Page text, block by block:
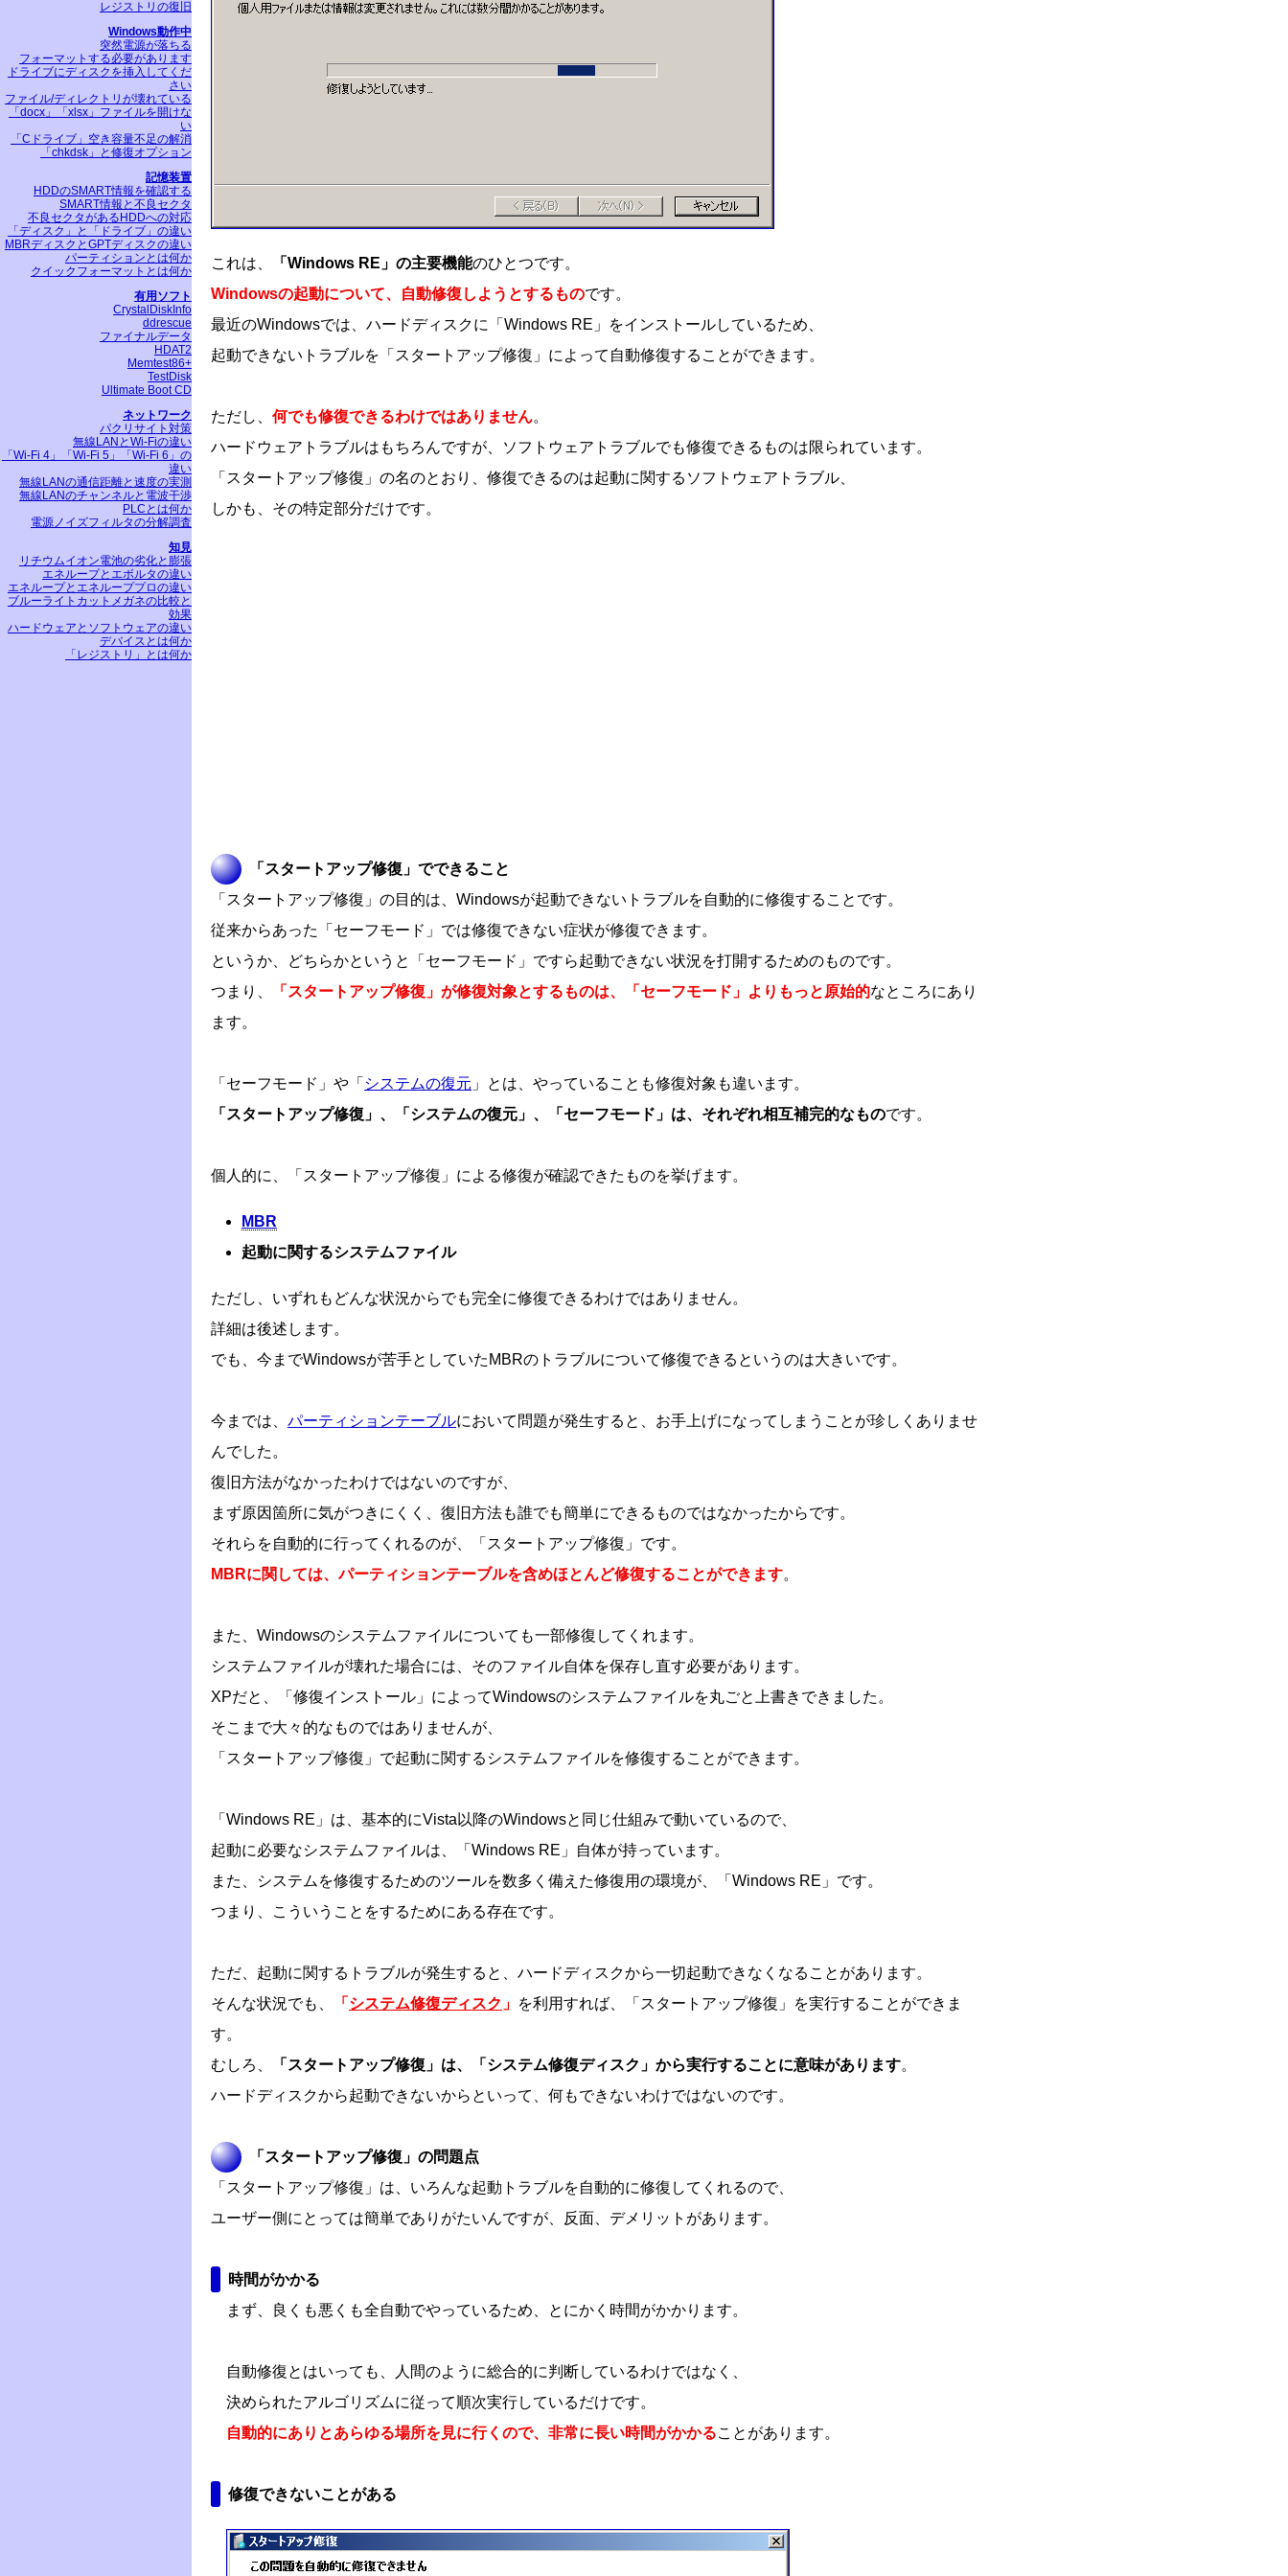
これは、 「Windows RE」の主要機能のひとつです。
Windowsの起動について、自動修復しようとするものです。
最近のWindowsでは、ハードディスクに「Windows RE」をインストールしているため、
起動できないトラブルを「スタートアップ修復」によって自動修復することができます。
ただし、 何でも修復できるわけではありません。
ハードウェアトラブルはもちろんですが、ソフトウェアトラブルでも修復できるものは限られています。
「スタートアップ修復」の名のとおり、修復できるのは起動に関するソフトウェアトラブル、
しかも、その特定部分だけです。
「スタートアップ修復」でできること
「スタートアップ修復」の目的は、Windowsが起動できないトラブルを自動的に修復することです。
従来からあった「セーフモード」では修復できない症状が修復できます。
というか、どちらかというと「セーフモード」ですら起動できない状況を打開するためのものです。
つまり、
「スタートアップ修復」が修復対象とするものは、「セーフモード」よりもっと原始的なところにあり
ます。
「セーフモード」や「 システムの復元 」とは、やっていることも修復対象も違います。
「スタートアップ修復」、「システムの復元」、「セーフモード」は、それぞれ相互補完的なものです。
個人的に、「スタートアップ修復」による修復が確認できたものを挙げます。
MBR
起動に関するシステムファイル
ただし、いずれもどんな状況からでも完全に修復できるわけではありません。
詳細は後述します。
でも、今までWindowsが苦手としていたMBRのトラブルについて修復できるというのは大きいです。
今までは、 パーティションテーブルにおいて問題が発生すると、お手上げになってしまうことが珍しくありませ
んでした。
復旧方法がなかったわけではないのですが、
まず原因箇所に気がつきにくく、復旧方法も誰でも簡単にできるものではなかったからです。
それらを自動的に行ってくれるのが、「スタートアップ修復」です。
MBRに関しては、パーティションテーブルを含めほとんど修復することができます。
また、Windowsのシステムファイルについても一部修復してくれます。
システムファイルが壊れた場合には、そのファイル自体を保存し直す必要があります。
XPだと、「修復インストール」によってWindowsのシステムファイルを丸ごと上書きできました。
そこまで大々的なものではありませんが、
「スタートアップ修復」で起動に関するシステムファイルを修復することができます。
「Windows RE」は、基本的にVista以降のWindowsと同じ仕組みで動いているので、
起動に必要なシステムファイルは、「Windows RE」自体が持っています。
また、システムを修復するためのツールを数多く備えた修復用の環境が、「Windows RE」です。
つまり、こういうことをするためにある存在です。
ただ、起動に関するトラブルが発生すると、ハードディスクから一切起動できなくなることがあります。
そんな状況でも、
「 システム修復ディスク 」 を利用すれば、「スタートアップ修復」を実行することができま
す。
むしろ、
「スタートアップ修復」は、「システム修復ディスク」から実行することに意味があります。
ハードディスクから起動できないからといって、何もできないわけではないのです。
「スタートアップ修復」の問題点
「スタートアップ修復」は、いろんな起動トラブルを自動的に修復してくれるので、
ユーザー側にとっては簡単でありがたいんですが、反面、デメリットがあります。
時間がかかる
まず、良くも悪くも全自動でやっているため、とにかく時間がかかります。
自動修復とはいっても、人間のように総合的に判断しているわけではなく、
決められたアルゴリズムに従って順次実行しているだけです。
自動的にありとあらゆる場所を見に行くので、非常に長い時間がかかることがあります。
修復できないことがある
レジストリの復旧
Windows動作中
突然電源が落ちる
フォーマットする必要があります
ドライブにディスクを挿入してくだ
さい
ファイル/ディレクトリが壊れている
「docx」「xlsx」ファイルを開けな
い
「Cドライブ」空き容量不足の解消
「chkdsk」と修復オプション
記憶装置
HDDのSMART情報を確認する
SMART情報と不良セクタ
不良セクタがあるHDDへの対応
「ディスク」と「ドライブ」の違い
MBRディスクとGPTディスクの違い
パーティションとは何か
クイックフォーマットとは何か
有用ソフト
CrystalDiskInfo
ddrescue
ファイナルデータ
HDAT2
Memtest86+
TestDisk
Ultimate Boot CD
ネットワーク
パクリサイト対策
無線LANとWi-Fiの違い
「Wi-Fi 4」「Wi-Fi 5」「Wi-Fi 6」の
違い
無線LANの通信距離と速度の実測
無線LANのチャンネルと電波干渉
PLCとは何か
電源ノイズフィルタの分解調査
知見
リチウムイオン電池の劣化と膨張
エネループとエボルタの違い
エネループとエネループプロの違い
ブルーライトカットメガネの比較と
効果
ハードウェアとソフトウェアの違い
デバイスとは何か
「レジストリ」とは何か